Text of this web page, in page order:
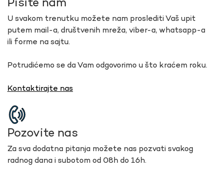
Pišite nam
U svakom trenutku možete nam proslediti Vaš upit
putem mail-a, društvenih mreža, viber-a, whatsapp-a
ili forme na sajtu.
Potrudićemo se da Vam odgovorimo u što kraćem roku.
Kontaktirajte nas
Pozovite nas
Za sva dodatna pitanja možete nas pozvati svakog
radnog dana i subotom od 08h do 16h.